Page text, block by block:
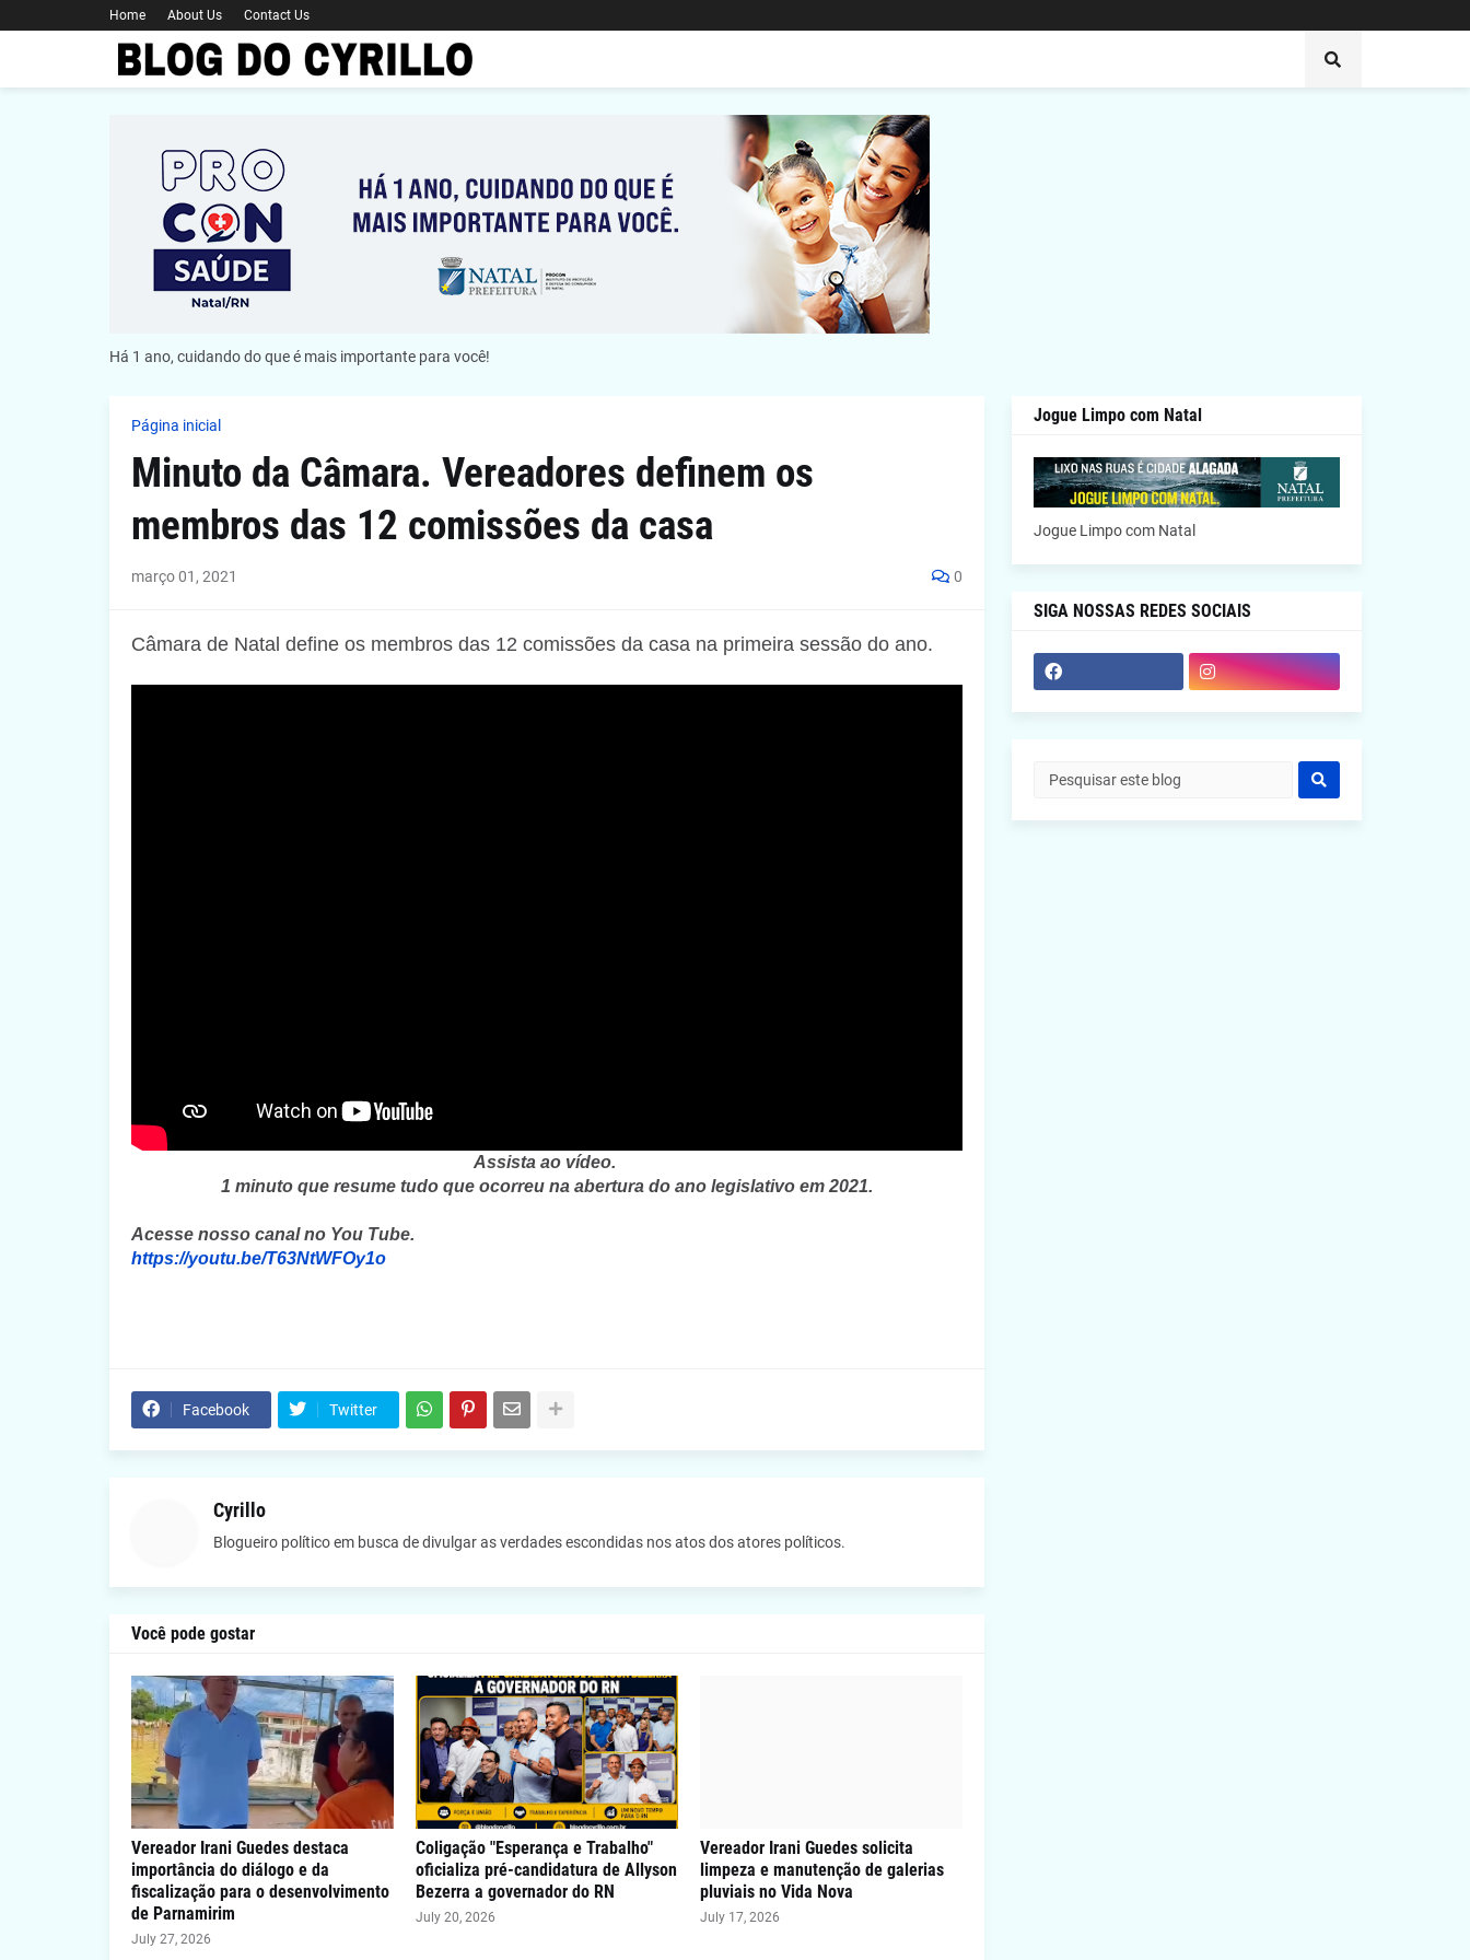
Home About Us Contact Us
Há 1 ano, cuidando do que é mais importante para você!
Página inicial
Minuto da Câmara. Vereadores definem os
membros das 12 comissões da casa
março 01, 2021 0
Câmara de Natal define os membros das 12 comissões da casa na primeira sessão do ano.
Assista ao vídeo.
1 minuto que resume tudo que ocorreu na abertura do ano legislativo em 2021.
Acesse nosso canal no You Tube.
https://youtu.be/T63NtWFOy1o
Facebook Twitter
Cyrillo
Blogueiro político em busca de divulgar as verdades escondidas nos atos dos atores políticos.
Você pode gostar
Vereador Irani Guedes destaca
importância do diálogo e da
fiscalização para o desenvolvimento
de Parnamirim
July 27, 2026
Coligação "Esperança e Trabalho"
oficializa pré-candidatura de Allyson
Bezerra a governador do RN
July 20, 2026
Vereador Irani Guedes solicita
limpeza e manutenção de galerias
pluviais no Vida Nova
July 17, 2026
Jogue Limpo com Natal
Jogue Limpo com Natal
SIGA NOSSAS REDES SOCIAIS